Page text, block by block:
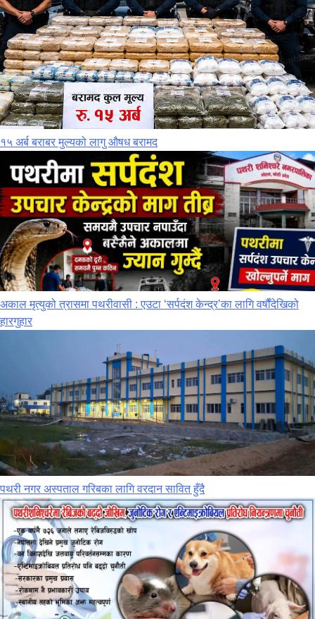
१५ अर्ब बराबर मुल्यको लागु औषध बरामद
अकाल मृत्युको त्रासमा पथरीवासी : एउटा ‘सर्पदंश केन्द्र’का लागि वर्षौंदेखिको
हारगुहार
पथरी नगर अस्पताल गरिबका लागि वरदान सावित हुँदै